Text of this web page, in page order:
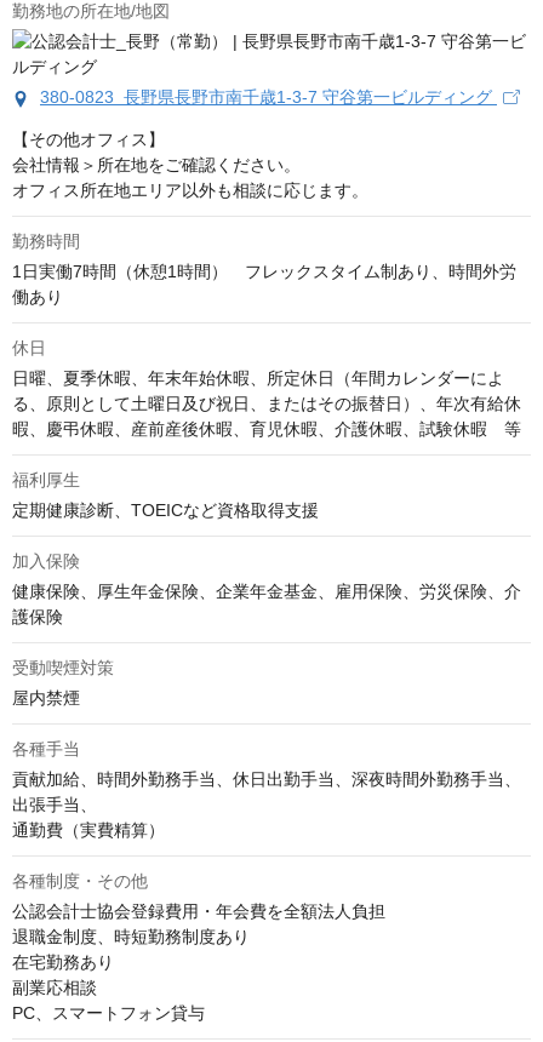
勤務地の所在地/地図
380-0823 長野県長野市南千歳1-3-7 守谷第一ビルディング
【その他オフィス】
会社情報＞所在地をご確認ください。
オフィス所在地エリア以外も相談に応じます。
勤務時間
1日実働7時間（休憩1時間）　フレックスタイム制あり、時間外労
働あり
休日
日曜、夏季休暇、年末年始休暇、所定休日（年間カレンダーによ
る、原則として土曜日及び祝日、またはその振替日）、年次有給休
暇、慶弔休暇、産前産後休暇、育児休暇、介護休暇、試験休暇　等
福利厚生
定期健康診断、TOEICなど資格取得支援
加入保険
健康保険、厚生年金保険、企業年金基金、雇用保険、労災保険、介
護保険
受動喫煙対策
屋内禁煙
各種手当
貢献加給、時間外勤務手当、休日出勤手当、深夜時間外勤務手当、
出張手当、
通勤費（実費精算）
各種制度・その他
公認会計士協会登録費用・年会費を全額法人負担
退職金制度、時短勤務制度あり
在宅勤務あり
副業応相談
PC、スマートフォン貸与